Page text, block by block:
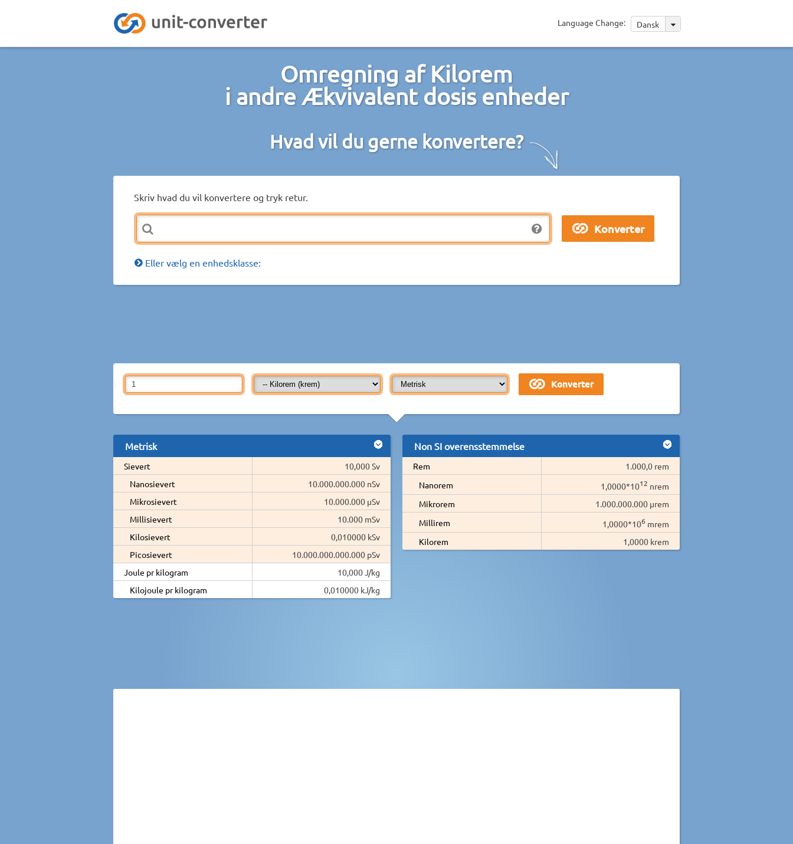
Language Change: Dansk
Omregning af Kilorem
i andre Ækvivalent dosis enheder
Hvad vil du gerne konvertere?
Skriv hvad du vil konvertere og tryk retur.
Eller vælg en enhedsklasse:
Metrisk
Sievert
10,000 Sv
Nanosievert
10.000.000.000 nSv
Mikrosievert
10.000.000 µSv
Millisievert
10.000 mSv
Kilosievert
0,010000 kSv
Picosievert
10.000.000.000.000 pSv
Joule pr kilogram
10,000 J/kg
Kilojoule pr kilogram
0,010000 kJ/kg
Non SI overensstemmelse
Rem
1.000,0 rem
Nanorem
1,0000*1012 nrem
Mikrorem
1.000.000.000 µrem
Millirem
1,0000*106 mrem
Kilorem
1,0000 krem